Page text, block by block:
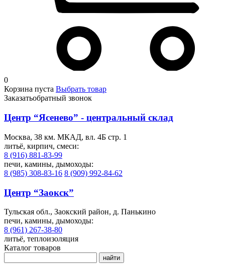
0
Корзина пуста Выбрать товар
Заказатьобратный звонок
Центр “Ясенево” - центральный склад
Москва, 38 км. МКАД, вл. 4Б стр. 1
литьё, кирпич, смеси:
8 (916) 881-83-99
печи, камины, дымоходы:
8 (985) 308-83-16 8 (909) 992-84-62
Центр “Заокск”
Тульская обл., Заокский район, д. Панькино
печи, камины, дымоходы:
8 (961) 267-38-80
литьё, теплоизоляция
Каталог товаров
найти